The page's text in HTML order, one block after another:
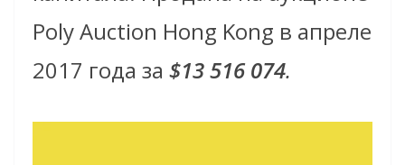
Poly Auction Hong Kong в апреле
2017 года за $13 516 074.